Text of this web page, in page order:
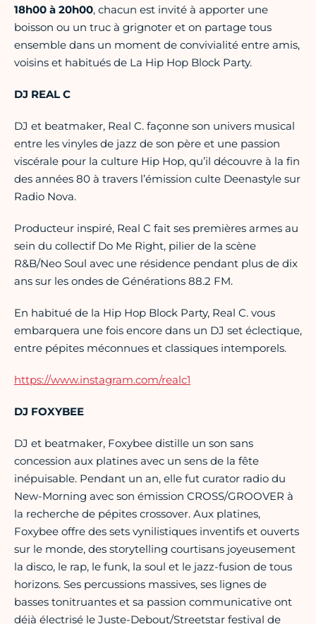
18h00 à 20h00, chacun est invité à apporter une
boisson ou un truc à grignoter et on partage tous
ensemble dans un moment de convivialité entre amis,
voisins et habitués de La Hip Hop Block Party.
DJ REAL C
DJ et beatmaker, Real C. façonne son univers musical
entre les vinyles de jazz de son père et une passion
viscérale pour la culture Hip Hop, qu’il découvre à la fin
des années 80 à travers l’émission culte Deenastyle sur
Radio Nova.
Producteur inspiré, Real C fait ses premières armes au
sein du collectif Do Me Right, pilier de la scène
R&B/Neo Soul avec une résidence pendant plus de dix
ans sur les ondes de Générations 88.2 FM.
En habitué de la Hip Hop Block Party, Real C. vous
embarquera une fois encore dans un DJ set éclectique,
entre pépites méconnues et classiques intemporels.
https://www.instagram.com/realc1
DJ FOXYBEE
DJ et beatmaker, Foxybee distille un son sans
concession aux platines avec un sens de la fête
inépuisable. Pendant un an, elle fut curator radio du
New-Morning avec son émission CROSS/GROOVER à
la recherche de pépites crossover. Aux platines,
Foxybee offre des sets vynilistiques inventifs et ouverts
sur le monde, des storytelling courtisans joyeusement
la disco, le rap, le funk, la soul et le jazz-fusion de tous
horizons. Ses percussions massives, ses lignes de
basses tonitruantes et sa passion communicative ont
déjà électrisé le Juste-Debout/Streetstar festival de